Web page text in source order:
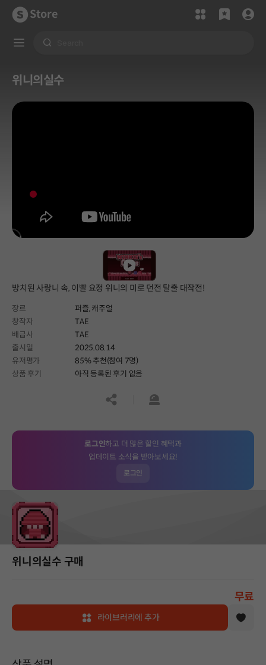
Store
위니의실수
방치된 사랑니 속, 이빨 요정 위니의 미로 던전 탈출 대작전!
장르 퍼즐,캐주얼
창작자
TAE
배급사
TAE
출시일
2025.08.14
유저평가
85% 추천(참여 7명)
상품 후기
아직 등록된 후기 없음
공유하기신고하기
로그인하고 더 많은 할인 혜택과
업데이트 소식을 받아보세요!
로그인
위니의실수 구매
무료
라이브러리에 추가